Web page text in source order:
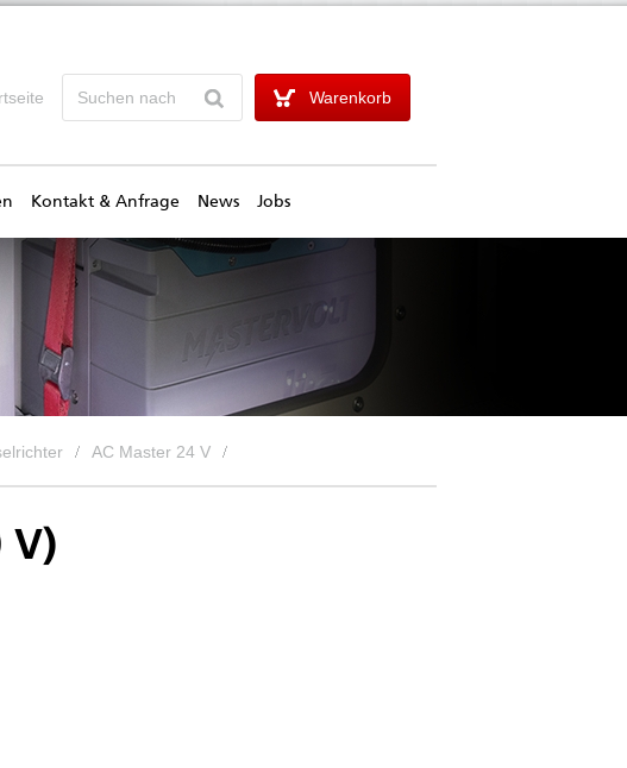
Warenkorb
Kontakt & Anfrage News Jobs
AC Master 24 V
V)